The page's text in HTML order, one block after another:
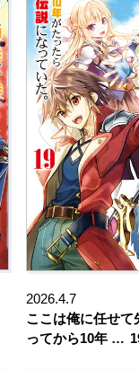
2026.4.7
ここは俺に任せて
ってから10年 …